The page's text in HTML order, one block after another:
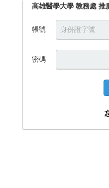
高雄醫學大學 教務處 推
帳號
密碼